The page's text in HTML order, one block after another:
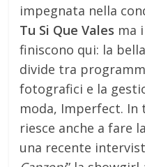
impegnata nella
Tu Si Que Vales ma
finiscono qui: la
divide tra
fotografici e la
moda, Imperfect.
riesce anche a fare
una recente